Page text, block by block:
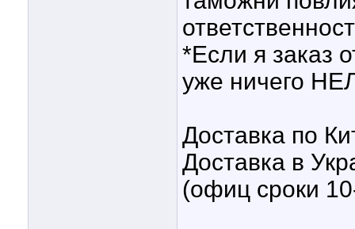
*Если я заказ
уже ничего
Доставка по
Доставка в
(офиц сроки